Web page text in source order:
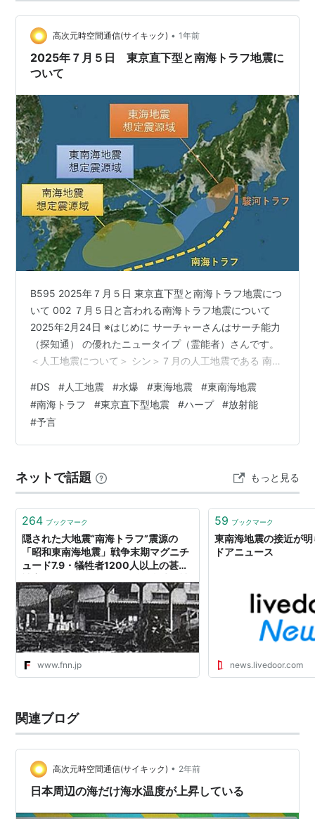
高次元時空間通信(サイキック) • 1年前
2025年７月５日 東京直下型と南海トラフ地震に
ついて
B595 2025年７月５日 東京直下型と南海トラフ地震につ
いて 002 ７月５日と言われる南海トラフ地震について
2025年2月24日 ※はじめに サーチャーさんはサーチ能力
（探知通） の優れたニュータイプ（霊能者）さんです。
＜人工地震について＞ シン＞７月の人工地震である 南海
＞あくまでシナリオ であって、DS組織内でそれに 対す
る反対意見も多いですから シン＞DSの内部ってことです
か？ サーチャー＞そうです。DSも 一枚岩ではないです
から シン＞今年の正月に行った調査 では７月ではなく25
#DS #人工地震 #水爆 #東海地震 #東南海地震
#南海トラフ #東京直下型地震 #ハープ #放射能
#予言
ネットで話題 もっと見る
264 ブックマーク
隠された大地震“南海トラフ”震源の
「昭和東南海地震」戦争末期マグニチ
ュード7.9・犠牲者1200人以上の甚大
災者が「証言」｜FNNプライムオンラ
イン
www.fnn.jp
59 ブックマーク
東南海地震の接近が
ドアニュース
news.livedoor.com
関連ブログ
高次元時空間通信(サイキック) • 2年前
日本周辺の海だけ海水温度が上昇している